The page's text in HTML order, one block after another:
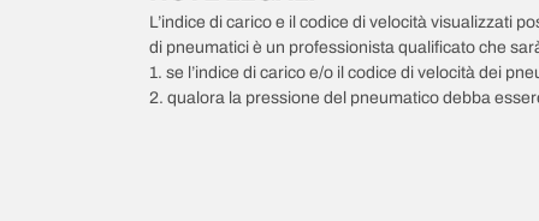
L’indice di carico e il codice di velocità visualizzati
di pneumatici è un professionista qualificato che
1. se l’indice di carico e/o il codice di velocità dei
2. qualora la pressione del pneumatico debba